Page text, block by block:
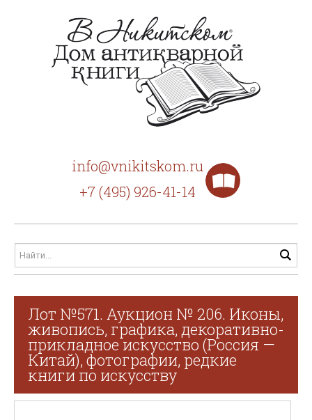
info@vnikitskom.ru
+7 (495) 926-41-14
Лот №571. Аукцион № 206. Иконы,
живопись, графика, декоративно-
прикладное искусство (Россия —
Китай), фотографии, редкие
книги по искусству